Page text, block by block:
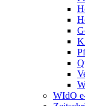
WIdO